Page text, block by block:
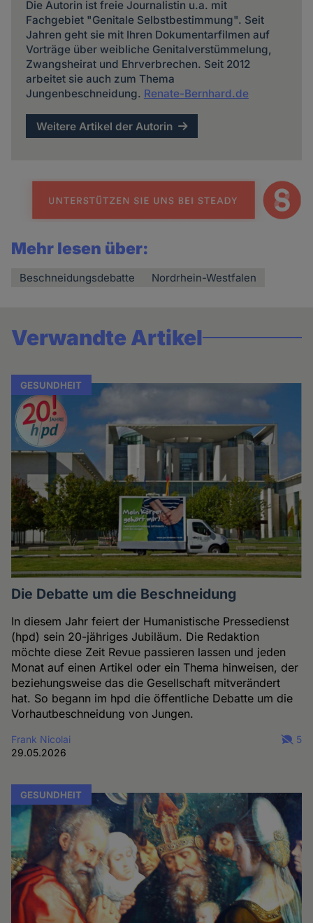
Die Autorin ist freie Journalistin u.a. mit
Fachgebiet "Genitale Selbstbestimmung". Seit
Jahren geht sie mit Ihren Dokumentarfilmen auf
Vorträge über weibliche Genitalverstümmelung,
Zwangsheirat und Ehrverbrechen. Seit 2012
arbeitet sie auch zum Thema
Jungenbeschneidung. Renate-Bernhard.de
Weitere Artikel der Autorin
Mehr lesen über:
Beschneidungsdebatte Nordrhein-Westfalen
Verwandte Artikel
GESUNDHEIT
Die Debatte um die Beschneidung
In diesem Jahr feiert der Humanistische Pressedienst
(hpd) sein 20-jähriges Jubiläum. Die Redaktion
möchte diese Zeit Revue passieren lassen und jeden
Monat auf einen Artikel oder ein Thema hinweisen, der
beziehungsweise das die Gesellschaft mitverändert
hat. So begann im hpd die öffentliche Debatte um die
Vorhautbeschneidung von Jungen.
Frank Nicolai
29.05.2026
5
GESUNDHEIT